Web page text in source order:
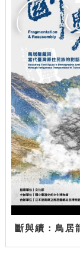
斷與續：鳥居